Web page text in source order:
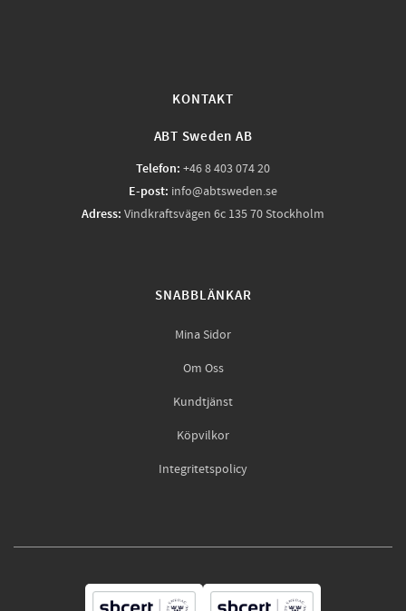
KONTAKT
ABT Sweden AB
Telefon: +46 8 403 074 20
E-post: info@abtsweden.se
Adress: Vindkraftsvägen 6c 135 70 Stockholm
SNABBLÄNKAR
Mina Sidor
Om Oss
Kundtjänst
Köpvilkor
Integritetspolicy